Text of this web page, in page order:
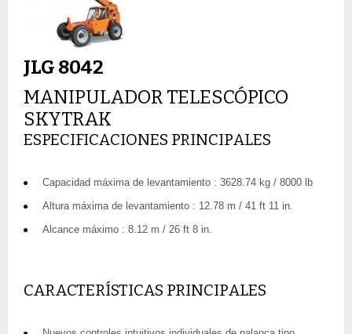
JLG 8042
MANIPULADOR TELESCÓPICO
SKYTRAK
ESPECIFICACIONES PRINCIPALES
Capacidad máxima de levantamiento : 3628.74 kg / 8000 lb
Altura máxima de levantamiento : 12.78 m / 41 ft 11 in.
Alcance máximo : 8.12 m / 26 ft 8 in.
CARACTERÍSTICAS PRINCIPALES